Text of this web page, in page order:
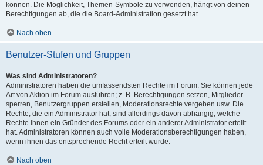
können. Die Möglichkeit, Themen-Symbole zu verwenden, hängt von deinen
Berechtigungen ab, die die Board-Administration gesetzt hat.
Nach oben
Benutzer-Stufen und Gruppen
Was sind Administratoren?
Administratoren haben die umfassendsten Rechte im Forum. Sie können jede
Art von Aktion im Forum ausführen; z. B. Berechtigungen setzen, Mitglieder
sperren, Benutzergruppen erstellen, Moderationsrechte vergeben usw. Die
Rechte, die ein Administrator hat, sind allerdings davon abhängig, welche
Rechte ihnen ein Gründer des Forums oder ein anderer Administrator erteilt
hat. Administratoren können auch volle Moderationsberechtigungen haben,
wenn ihnen das entsprechende Recht erteilt wurde.
Nach oben